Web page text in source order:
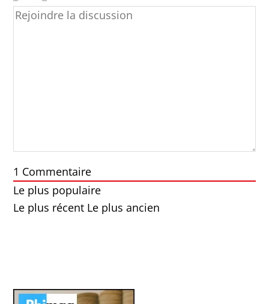
1 Commentaire
Le plus populaire
Le plus récent Le plus ancien